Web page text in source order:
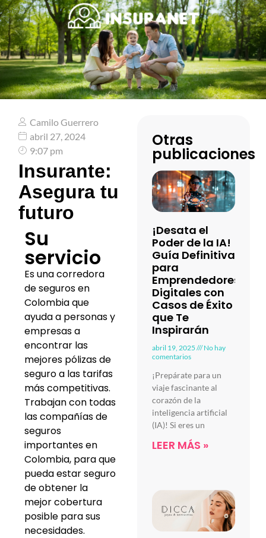
Camilo Guerrero
abril 27, 2024
9:07 pm
Insurante:
Asegura tu
futuro
Su
servicio
Es una corredora
de seguros en
Colombia que
ayuda a personas y
empresas a
encontrar las
mejores pólizas de
seguro a las tarifas
más competitivas.
Trabajan con todas
las compañías de
seguros
importantes en
Colombia, para que
pueda estar seguro
de obtener la
mejor cobertura
posible para sus
necesidades.
Otras
publicaciones
¡Desata el
Poder de la IA!
Guía Definitiva
para
Emprendedores
Digitales con
Casos de Éxito
que Te
Inspirarán
abril 19, 2025
No hay
comentarios
¡Prepárate para un
viaje fascinante al
corazón de la
inteligencia artificial
(IA)! Si eres un
LEER MÁS »